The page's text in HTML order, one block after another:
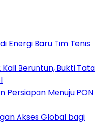
Energi Baru Tim Tenis
Kali Beruntun, Bukti Tata
Persiapan Menuju PON
Akses Global bagi